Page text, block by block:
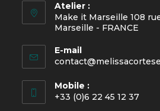
Atelier :
Make it Marseille 108
Marseille - FRANCE
E-mail
Mobile :
+33 (0)6 22 45 12 37